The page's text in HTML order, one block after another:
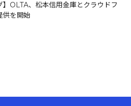
】OLTA、松本信用金庫とクラウドフ
供を開始